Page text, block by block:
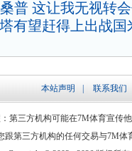
普 这让我无视转
有望赶得上出战国
本站声明 联系我们
第三方机构可能在7M体育宣传
跟第三方机构的任何交易与7M